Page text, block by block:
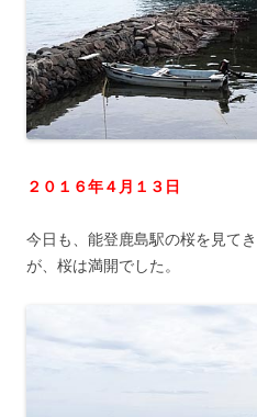
２０１６年４月１３日
今日も、能登鹿島駅の桜を見て
が、桜は満開でした。